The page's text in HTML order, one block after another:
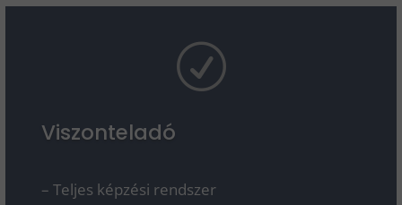
R
Viszonteladó
– Teljes képzési rendszer